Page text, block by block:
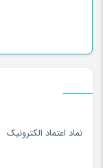
نماد اعتماد الکترونیک